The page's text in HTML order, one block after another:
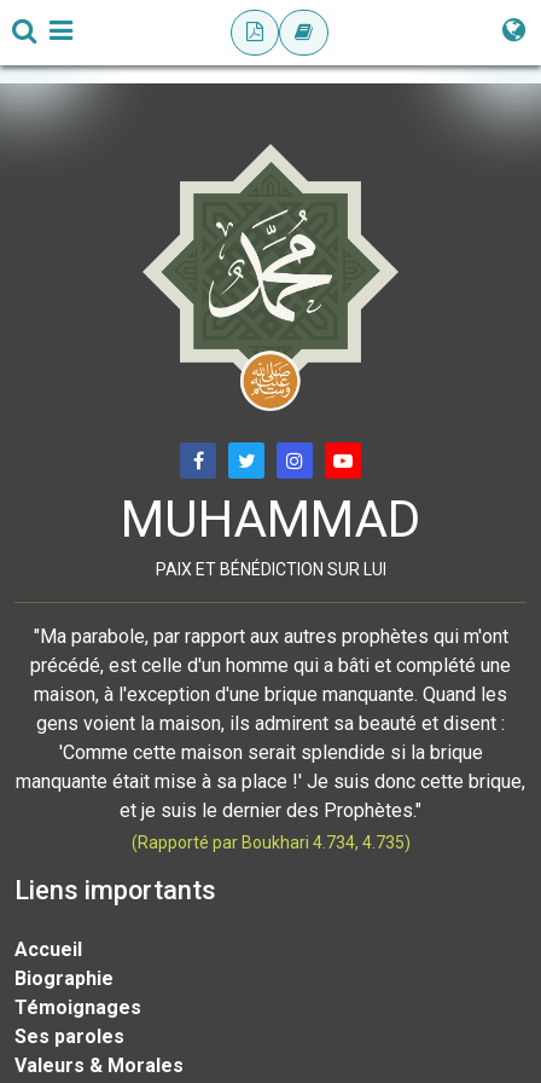
MUHAMMAD
PAIX ET BÉNÉDICTION SUR LUI
"Ma parabole, par rapport aux autres prophètes qui m'ont
précédé, est celle d'un homme qui a bâti et complété une
maison, à l'exception d'une brique manquante. Quand les
gens voient la maison, ils admirent sa beauté et disent :
'Comme cette maison serait splendide si la brique
manquante était mise à sa place !' Je suis donc cette brique,
et je suis le dernier des Prophètes."
(Rapporté par Boukhari 4.734, 4.735)
Liens importants
Accueil
Biographie
Témoignages
Ses paroles
Valeurs & Morales